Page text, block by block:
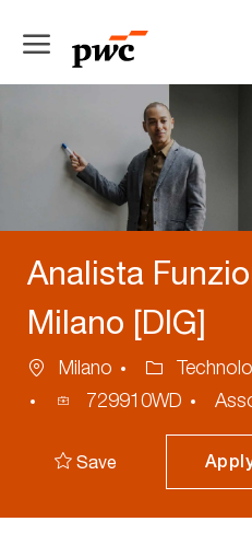
Analista
Milano [DIG]
Location
Milano Category
Process
729910WD
Save